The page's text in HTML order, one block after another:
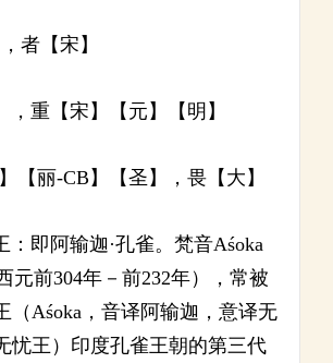
者【宋】
，重【宋】【元】【明】
【丽-CB】【圣】，畏【大】
：即阿输迦·孔雀。梵音Aśoka
元前304年－前232年），常被
（Aśoka，音译阿输迦，意译无
忧王）印度孔雀王朝的第三代